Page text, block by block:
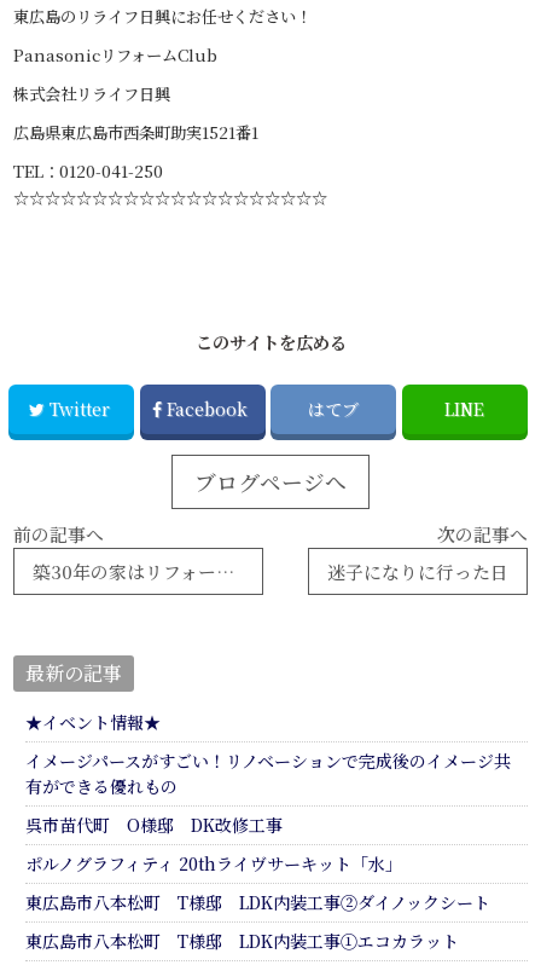
東広島のリライフ日興にお任せください！
PanasonicリフォームClub
株式会社リライフ日興
広島県東広島市西条町助実1521番1
TEL：0120-041-250
☆☆☆☆☆☆☆☆☆☆☆☆☆☆☆☆☆☆☆☆
このサイトを広める
Twitter Facebook はてブ LINE
ブログページへ
前の記事へ
築30年の家はリフォームすべき？快適に住み続けるためのポイント！
次の記事へ
迷子になりに行った日
最新の記事
★イベント情報★
イメージパースがすごい！リノベーションで完成後のイメージ共
有ができる優れもの
呉市苗代町 O様邸 DK改修工事
ポルノグラフィティ 20thライヴサーキット「水」
東広島市八本松町 T様邸 LDK内装工事②ダイノックシート
東広島市八本松町 T様邸 LDK内装工事①エコカラット